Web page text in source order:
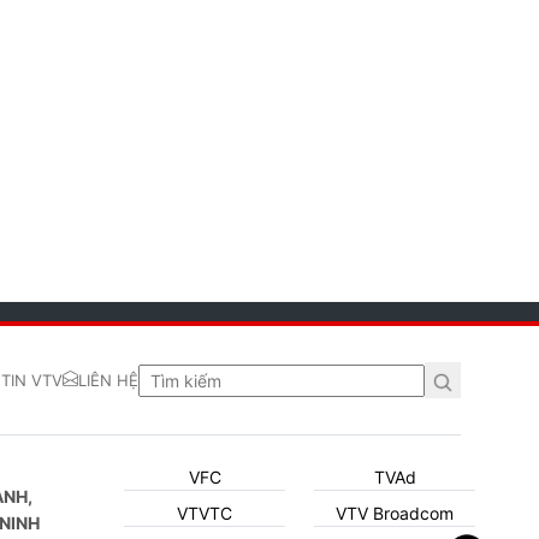
VTV LIÊN HỆ
VFC
VTVTC
TVAd
VTV Broadcom